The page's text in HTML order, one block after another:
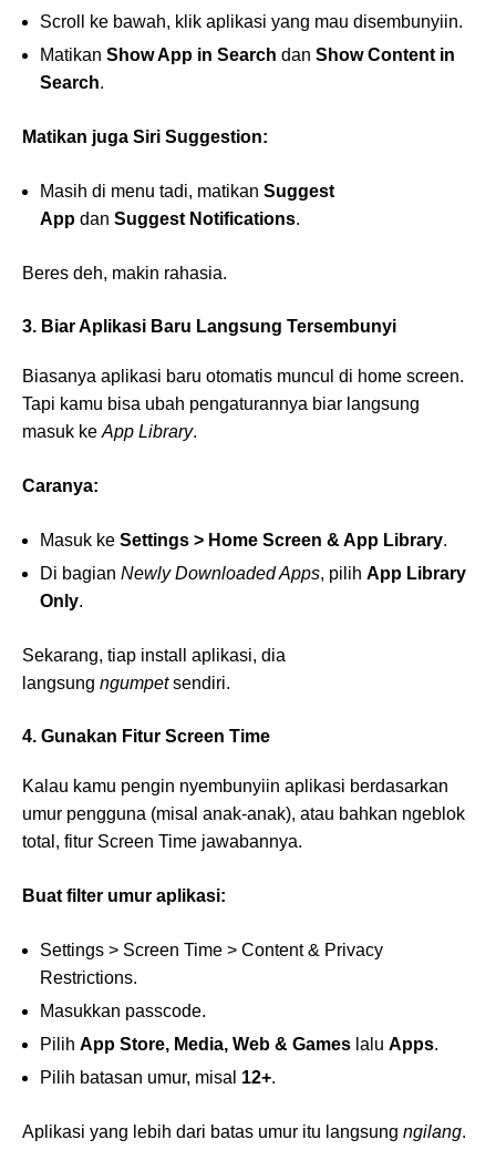
Scroll ke bawah, klik aplikasi yang mau disembunyiin.
Matikan Show App in Search dan Show Content in
Search.
Matikan juga Siri Suggestion:
Masih di menu tadi, matikan Suggest
App dan Suggest Notifications.
Beres deh, makin rahasia.
3. Biar Aplikasi Baru Langsung Tersembunyi
Biasanya aplikasi baru otomatis muncul di home screen.
Tapi kamu bisa ubah pengaturannya biar langsung
masuk keApp Library.
Caranya:
Masuk ke Settings > Home Screen & App Library.
Di bagian Newly Downloaded Apps, pilih App Library
Only.
Sekarang, tiap install aplikasi, dia
langsung ngumpetsendiri.
4. Gunakan Fitur Screen Time
Kalau kamu pengin nyembunyiin aplikasi berdasarkan
umur pengguna (misal anak-anak), atau bahkan ngeblok
total, fitur Screen Time jawabannya.
Buat filter umur aplikasi:
Settings > Screen Time > Content & Privacy
Restrictions.
Masukkan passcode.
Pilih App Store, Media, Web & Games lalu Apps.
Pilih batasan umur, misal 12+.
Aplikasi yang lebih dari batas umur itu langsung ngilang.